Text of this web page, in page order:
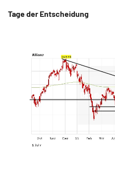
Tage der Entscheidung